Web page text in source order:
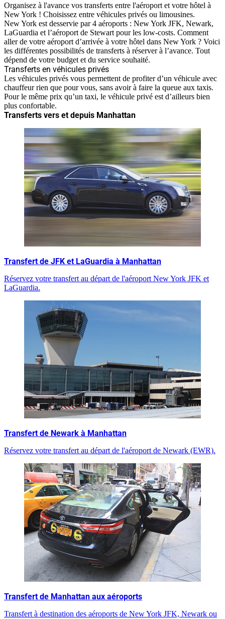
Organisez à l'avance vos transferts entre l'aéroport et votre hôtel à
New York ! Choisissez entre véhicules privés ou limousines.
New York est desservie par 4 aéroports : New York JFK, Newark,
LaGuardia et l’aéroport de Stewart pour les low-costs. Comment
aller de votre aéroport d’arrivée à votre hôtel dans New York ? Voici
les différentes possibilités de transferts à réserver à l’avance. Tout
dépend de votre budget et du service souhaité.
Transferts en véhicules privés
Les véhicules privés vous permettent de profiter d’un véhicule avec
chauffeur rien que pour vous, sans avoir à faire la queue aux taxis.
Pour le même prix qu’un taxi, le véhicule privé est d’ailleurs bien
plus confortable.
Transferts vers et depuis Manhattan
Transfert de JFK et LaGuardia à Manhattan
Réservez votre transfert au départ de l'aéroport New York JFK et
LaGuardia.
Transfert de Newark à Manhattan
Réservez votre transfert au départ de l'aéroport de Newark (EWR).
Transfert de Manhattan aux aéroports
Transfert à destination des aéroports de New York JFK, Newark ou